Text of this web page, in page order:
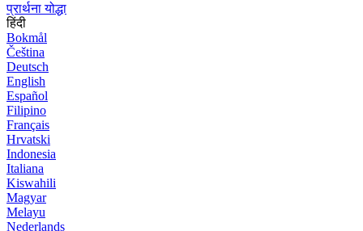
प्रार्थना योद्धा
हिंदी
Bokmål
Čeština
Deutsch
English
Español
Filipino
Français
Hrvatski
Indonesia
Italiana
Kiswahili
Magyar
Melayu
Nederlands